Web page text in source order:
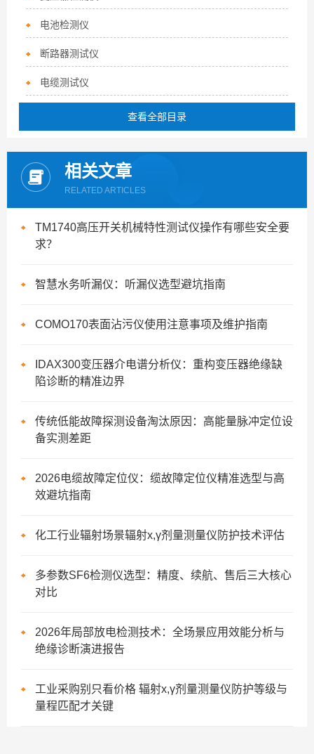
电池检测仪
断路器测试仪
电缆测试仪
查看全部目录
相关文章
RELATED ARTICLES
TM1740高压开关机械特性测试仪操作有哪些安全要
求？
智慧水务听漏仪：听漏仪选型避坑指南
COMO170表面沾污仪使用注意事项及维护指南
IDAX300变压器介电谱分析仪：重构变压器绝缘缺
陷诊断的精准边界
传统低能故障探测设备淘汰原因：高能量脉冲定位设
备实测差距
2026电缆故障定位仪：缆故障定位仪精准选型与高
效避坑指南
化工行业辐射场景辐射x,γ剂量测量仪防护技术评估
多参数SF6检测仪选型：精度、续航、售后三大核心
对比
2026年局部放电检测技术：全场景应用效能分析与
绝缘诊断演进报告
工业采购别只看价格 辐射x,γ剂量测量仪防护等级与
量程匹配才关键